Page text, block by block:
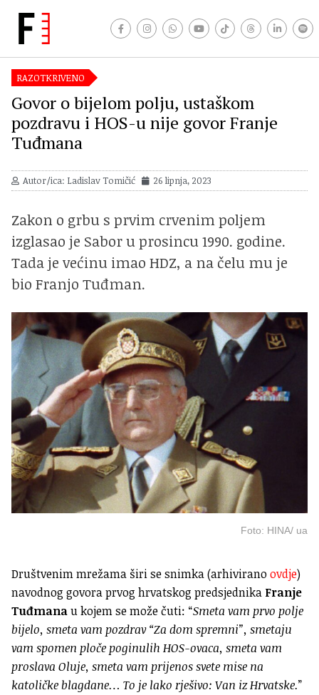
RAZOTKRIVENO
Govor o bijelom polju, ustaškom
pozdravu i HOS-u nije govor Franje
Tuđmana
Autor/ica: Ladislav Tomičić 26 lipnja, 2023
Zakon o grbu s prvim crvenim poljem
izglasao je Sabor u prosincu 1990. godine.
Tada je većinu imao HDZ, a na čelu mu je
bio Franjo Tuđman.
Foto: HINA/ ua
Društvenim mrežama širi se snimka (arhiviranoovdje)
navodnog govora prvog hrvatskog predsjednika Franje
Tuđmanau kojem se može čuti: “Smeta vam prvo polje
bijelo, smeta vam pozdrav “Za dom spremni”, smetaju
vam spomen ploče poginulih HOS-ovaca, smeta vam
proslava Oluje, smeta vam prijenos svete mise na
katoličke blagdane… To je lako rješivo: Van iz Hrvatske.”